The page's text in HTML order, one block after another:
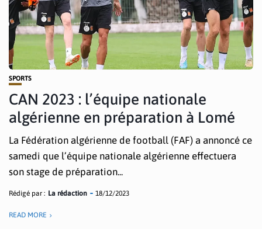
SPORTS
CAN 2023 : l’équipe nationale
algérienne en préparation à Lomé
La Fédération algérienne de football (FAF) a annoncé ce
samedi que l’équipe nationale algérienne effectuera
son stage de préparation...
Rédigé par : La rédaction 18/12/2023
READ MORE